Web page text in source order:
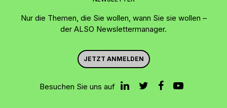
Nur die Themen, die Sie wollen, wann Sie sie wollen –
der ALSO Newslettermanager.
JETZT ANMELDEN
Besuchen Sie uns auf